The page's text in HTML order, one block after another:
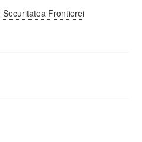
Frontierei